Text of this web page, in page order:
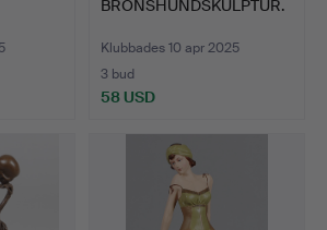
BRONSHUNDSKULPTUR.
Klubbades 10 apr 2025
3 bud
58 USD